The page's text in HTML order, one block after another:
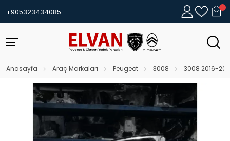
+905323434085
Anasayfa Araç Markaları Peugeot 3008 3008 2016-